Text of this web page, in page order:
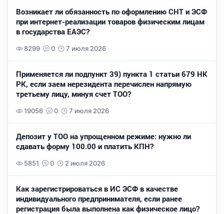
Возникает ли обязанность по оформлению СНТ и ЭСФ
при интернет-реализации товаров физическим лицам
в государства ЕАЭС?
8299 0 7 июля 2026
Применяется ли подпункт 39) пункта 1 статьи 679 НК
РК, если заем нерезидента перечислен напрямую
третьему лицу, минуя счет ТОО?
19056 0 7 июля 2026
Депозит у ТОО на упрощенном режиме: нужно ли
сдавать форму 100.00 и платить КПН?
5851 0 2 июля 2026
Как зарегистрироваться в ИС ЭСФ в качестве
индивидуального предпринимателя, если ранее
регистрация была выполнена как физическое лицо?